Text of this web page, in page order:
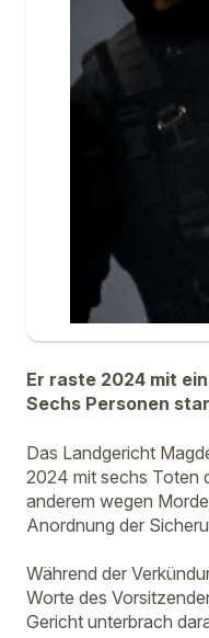
Er raste 2024 mit
Sechs Personen
Das Landgericht
2024 mit sechs Toten
anderem wegen
Anordnung der
Während der
Worte des
Gericht unterbrach